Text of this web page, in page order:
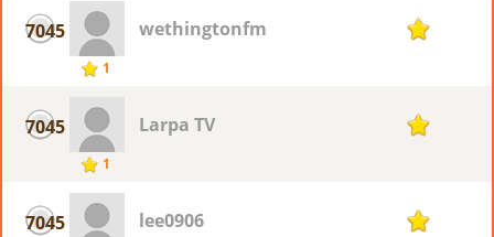
7045
1
wethingtonfm 1
7045
1
Larpa TV 1
7045 lee0906 1